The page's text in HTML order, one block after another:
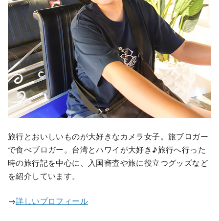
旅行とおいしいものが大好きなカメラ女子。旅ブロガー
で食べブロガー。台湾とハワイが大好き♪旅行へ行った
時の旅行記を中心に、入国審査や旅に役立つグッズなど
を紹介しています。
→詳しいプロフィール